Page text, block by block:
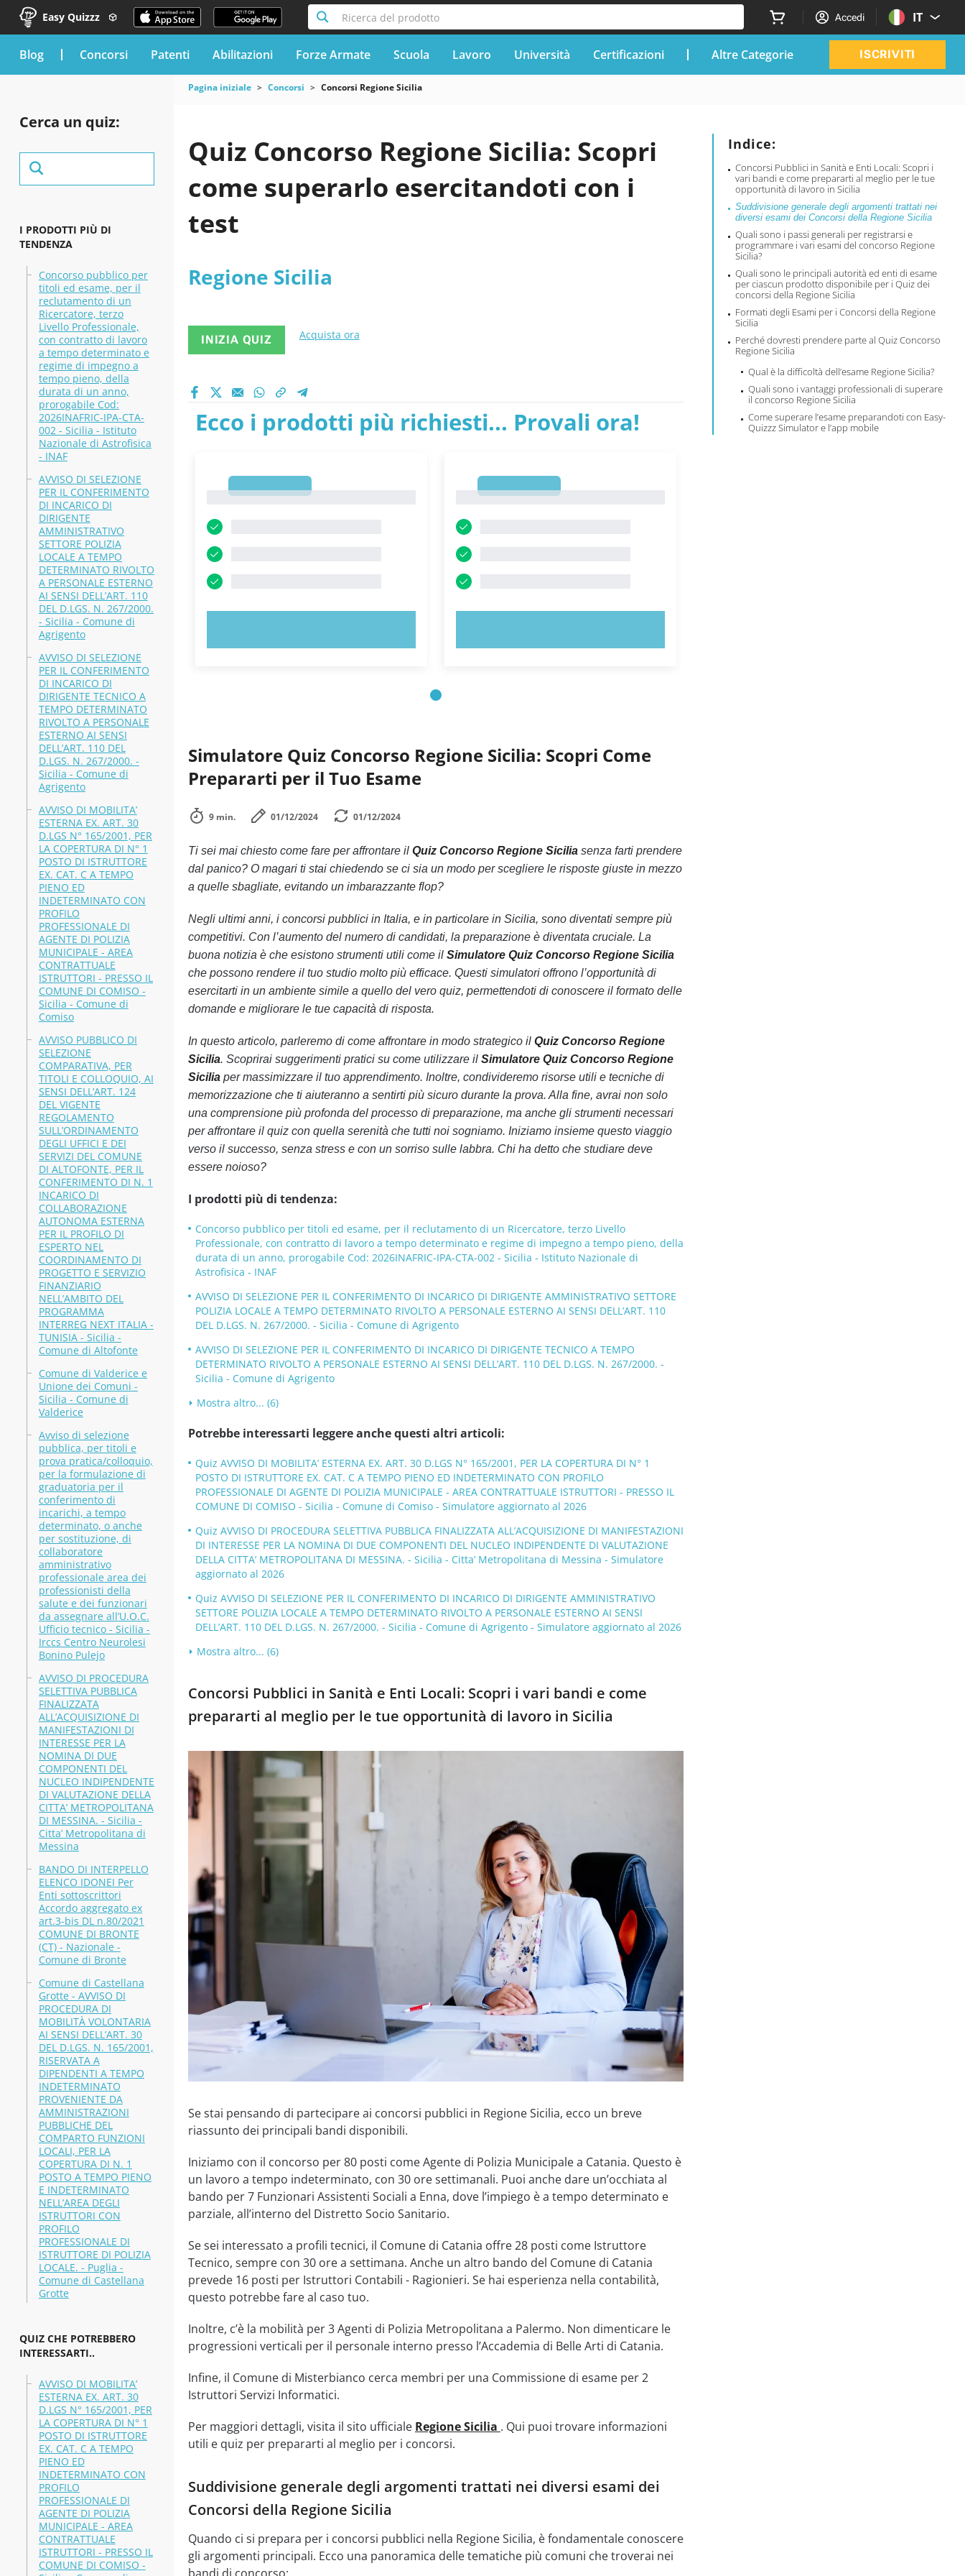
Easy Quizzz Ricerca del prodotto Accedi IT
blog Concorsi Patenti Abilitazioni Forze Armate Scuola Lavoro Università Certificazioni Altre Categorie ISCRIVITI
Cerca un quiz:
I PRODOTTI PIÙ DI
TENDENZA
Concorso pubblico per
titoli ed esame, per il
reclutamento di un
Ricercatore, terzo
Livello Professionale,
con contratto di lavoro
a tempo determinato e
regime di impegno a
tempo pieno, della
durata di un anno,
prorogabile Cod:
2026INAFRIC-IPA-CTA-
002 - Sicilia - Istituto
Nazionale di Astrofisica
- INAF
AVVISO DI SELEZIONE
PER IL CONFERIMENTO
DI INCARICO DI
DIRIGENTE
AMMINISTRATIVO
SETTORE POLIZIA
LOCALE A TEMPO
DETERMINATO RIVOLTO
A PERSONALE ESTERNO
AI SENSI DELL’ART. 110
DEL D.LGS. N. 267/2000.
- Sicilia - Comune di
Agrigento
AVVISO DI SELEZIONE
PER IL CONFERIMENTO
DI INCARICO DI
DIRIGENTE TECNICO A
TEMPO DETERMINATO
RIVOLTO A PERSONALE
ESTERNO AI SENSI
DELL’ART. 110 DEL
D.LGS. N. 267/2000. -
Sicilia - Comune di
Agrigento
AVVISO DI MOBILITA’
ESTERNA EX. ART. 30
D.LGS N° 165/2001, PER
LA COPERTURA DI N° 1
POSTO DI ISTRUTTORE
EX. CAT. C A TEMPO
PIENO ED
INDETERMINATO CON
PROFILO
PROFESSIONALE DI
AGENTE DI POLIZIA
MUNICIPALE - AREA
CONTRATTUALE
ISTRUTTORI - PRESSO IL
COMUNE DI COMISO -
Sicilia - Comune di
Comiso
AVVISO PUBBLICO DI
SELEZIONE
COMPARATIVA, PER
TITOLI E COLLOQUIO, AI
SENSI DELL’ART. 124
DEL VIGENTE
REGOLAMENTO
SULL’ORDINAMENTO
DEGLI UFFICI E DEI
SERVIZI DEL COMUNE
DI ALTOFONTE, PER IL
CONFERIMENTO DI N. 1
INCARICO DI
COLLABORAZIONE
AUTONOMA ESTERNA
PER IL PROFILO DI
ESPERTO NEL
COORDINAMENTO DI
PROGETTO E SERVIZIO
FINANZIARIO
NELL’AMBITO DEL
PROGRAMMA
INTERREG NEXT ITALIA -
TUNISIA - Sicilia -
Comune di Altofonte
Comune di Valderice e
Unione dei Comuni -
Sicilia - Comune di
Valderice
Avviso di selezione
pubblica, per titoli e
prova pratica/colloquio,
per la formulazione di
graduatoria per il
conferimento di
incarichi, a tempo
determinato, o anche
per sostituzione, di
collaboratore
amministrativo
professionale area dei
professionisti della
salute e dei funzionari
da assegnare all’U.O.C.
Ufficio tecnico - Sicilia -
Irccs Centro Neurolesi
Bonino Pulejo
AVVISO DI PROCEDURA
SELETTIVA PUBBLICA
FINALIZZATA
ALL’ACQUISIZIONE DI
MANIFESTAZIONI DI
INTERESSE PER LA
NOMINA DI DUE
COMPONENTI DEL
NUCLEO INDIPENDENTE
DI VALUTAZIONE DELLA
CITTA’ METROPOLITANA
DI MESSINA. - Sicilia -
Citta’ Metropolitana di
Messina
BANDO DI INTERPELLO
ELENCO IDONEI Per
Enti sottoscrittori
Accordo aggregato ex
art.3-bis DL n.80/2021
COMUNE DI BRONTE
(CT) - Nazionale -
Comune di Bronte
Comune di Castellana
Grotte - AVVISO DI
PROCEDURA DI
MOBILITÀ VOLONTARIA
AI SENSI DELL’ART. 30
DEL D.LGS. N. 165/2001,
RISERVATA A
DIPENDENTI A TEMPO
INDETERMINATO
PROVENIENTE DA
AMMINISTRAZIONI
PUBBLICHE DEL
COMPARTO FUNZIONI
LOCALI, PER LA
COPERTURA DI N. 1
POSTO A TEMPO PIENO
E INDETERMINATO
NELL’AREA DEGLI
ISTRUTTORI CON
PROFILO
PROFESSIONALE DI
ISTRUTTORE DI POLIZIA
LOCALE. - Puglia -
Comune di Castellana
Grotte
QUIZ CHE POTREBBERO
INTERESSARTI..
AVVISO DI MOBILITA’
ESTERNA EX. ART. 30
D.LGS N° 165/2001, PER
LA COPERTURA DI N° 1
POSTO DI ISTRUTTORE
EX. CAT. C A TEMPO
PIENO ED
INDETERMINATO CON
PROFILO
PROFESSIONALE DI
AGENTE DI POLIZIA
MUNICIPALE - AREA
CONTRATTUALE
ISTRUTTORI - PRESSO IL
COMUNE DI COMISO -
Pagina iniziale Concorsi Concorsi Regione Sicilia
Indice:
Concorsi Pubblici in Sanità e Enti Locali: Scopri i
vari bandi e come prepararti al meglio per le tue
opportunità di lavoro in Sicilia
Suddivisione generale degli argomenti trattati nei
diversi esami dei Concorsi della Regione Sicilia
Quali sono i passi generali per registrarsi e
programmare i vari esami del concorso Regione
Sicilia?
Quali sono le principali autorità ed enti di esame
per ciascun prodotto disponibile per i Quiz dei
concorsi della Regione Sicilia
Formati degli Esami per i Concorsi della Regione
Sicilia
Perché dovresti prendere parte al Quiz Concorso
Regione Sicilia
Qual è la difficoltà dell’esame Regione Sicilia?
Quali sono i vantaggi professionali di superare
il concorso Regione Sicilia
Come superare l’esame preparandoti con Easy-
Quizzz Simulator e l’app mobile
Quiz Concorso Regione Sicilia: Scopri
come superarlo esercitandoti con i
test
Regione Sicilia
INIZIA QUIZ Acquista ora
Ecco i prodotti più richiesti... Provali ora!
Simulatore Quiz Concorso Regione Sicilia: Scopri Come
Prepararti per il Tuo Esame
9 min. 01/12/2024 01/12/2024
Ti sei mai chiesto come fare per affrontare il Quiz Concorso Regione Siciliasenza farti prendere
dal panico? O magari ti stai chiedendo se ci sia un modo per scegliere le risposte giuste in mezzo
a quelle sbagliate, evitando un imbarazzante flop?
Negli ultimi anni, i concorsi pubblici in Italia, e in particolare in Sicilia, sono diventati sempre più
competitivi. Con l’aumento del numero di candidati, la preparazione è diventata cruciale. La
buona notizia è che esistono strumenti utili come il Simulatore Quiz Concorso Regione Sicilia
che possono rendere il tuo studio molto più efficace. Questi simulatori offrono l’opportunità di
esercitarti in un ambiente simile a quello del vero quiz, permettendoti di conoscere il formato delle
domande e migliorare le tue capacità di risposta.
In questo articolo, parleremo di come affrontare in modo strategico il Quiz Concorso Regione
Sicilia. Scoprirai suggerimenti pratici su come utilizzare il Simulatore Quiz Concorso Regione
Siciliaper massimizzare il tuo apprendimento. Inoltre, condivideremo risorse utili e tecniche di
memorizzazione che ti aiuteranno a sentirti più sicuro durante la prova. Alla fine, avrai non solo
una comprensione più profonda del processo di preparazione, ma anche gli strumenti necessari
per affrontare il quiz con quella serenità che tutti noi sogniamo. Iniziamo insieme questo viaggio
verso il successo, senza stress e con un sorriso sulle labbra. Chi ha detto che studiare deve
essere noioso?
I prodotti più di tendenza:
Concorso pubblico per titoli ed esame, per il reclutamento di un Ricercatore, terzo Livello
Professionale, con contratto di lavoro a tempo determinato e regime di impegno a tempo pieno, della
durata di un anno, prorogabile Cod: 2026INAFRIC-IPA-CTA-002 - Sicilia - Istituto Nazionale di
Astrofisica - INAF
AVVISO DI SELEZIONE PER IL CONFERIMENTO DI INCARICO DI DIRIGENTE AMMINISTRATIVO SETTORE
POLIZIA LOCALE A TEMPO DETERMINATO RIVOLTO A PERSONALE ESTERNO AI SENSI DELL’ART. 110
DEL D.LGS. N. 267/2000. - Sicilia - Comune di Agrigento
AVVISO DI SELEZIONE PER IL CONFERIMENTO DI INCARICO DI DIRIGENTE TECNICO A TEMPO
DETERMINATO RIVOLTO A PERSONALE ESTERNO AI SENSI DELL’ART. 110 DEL D.LGS. N. 267/2000. -
Sicilia - Comune di Agrigento
Mostra altro... (6)
Potrebbe interessarti leggere anche questi altri articoli:
Quiz AVVISO DI MOBILITA’ ESTERNA EX. ART. 30 D.LGS N° 165/2001, PER LA COPERTURA DI N° 1
POSTO DI ISTRUTTORE EX. CAT. C A TEMPO PIENO ED INDETERMINATO CON PROFILO
PROFESSIONALE DI AGENTE DI POLIZIA MUNICIPALE - AREA CONTRATTUALE ISTRUTTORI - PRESSO IL
COMUNE DI COMISO - Sicilia - Comune di Comiso - Simulatore aggiornato al 2026
Quiz AVVISO DI PROCEDURA SELETTIVA PUBBLICA FINALIZZATA ALL’ACQUISIZIONE DI MANIFESTAZIONI
DI INTERESSE PER LA NOMINA DI DUE COMPONENTI DEL NUCLEO INDIPENDENTE DI VALUTAZIONE
DELLA CITTA’ METROPOLITANA DI MESSINA. - Sicilia - Citta’ Metropolitana di Messina - Simulatore
aggiornato al 2026
Quiz AVVISO DI SELEZIONE PER IL CONFERIMENTO DI INCARICO DI DIRIGENTE AMMINISTRATIVO
SETTORE POLIZIA LOCALE A TEMPO DETERMINATO RIVOLTO A PERSONALE ESTERNO AI SENSI
DELL’ART. 110 DEL D.LGS. N. 267/2000. - Sicilia - Comune di Agrigento - Simulatore aggiornato al 2026
Mostra altro... (6)
Concorsi Pubblici in Sanità e Enti Locali: Scopri i vari bandi e come
prepararti al meglio per le tue opportunità di lavoro in Sicilia
Se stai pensando di partecipare ai concorsi pubblici in Regione Sicilia, ecco un breve
riassunto dei principali bandi disponibili.
Iniziamo con il concorso per 80 posti come Agente di Polizia Municipale a Catania. Questo è
un lavoro a tempo indeterminato, con 30 ore settimanali. Puoi anche dare un’occhiata al
bando per 7 Funzionari Assistenti Sociali a Enna, dove l’impiego è a tempo determinato e
parziale, all’interno del Distretto Socio Sanitario.
Se sei interessato a profili tecnici, il Comune di Catania offre 28 posti come Istruttore
Tecnico, sempre con 30 ore a settimana. Anche un altro bando del Comune di Catania
prevede 16 posti per Istruttori Contabili - Ragionieri. Se hai esperienza nella contabilità,
questo potrebbe fare al caso tuo.
Inoltre, c’è la mobilità per 3 Agenti di Polizia Metropolitana a Palermo. Non dimenticare le
progressioni verticali per il personale interno presso l’Accademia di Belle Arti di Catania.
Infine, il Comune di Misterbianco cerca membri per una Commissione di esame per 2
Istruttori Servizi Informatici.
Per maggiori dettagli, visita il sito ufficiale Regione Sicilia . Qui puoi trovare informazioni
utili e quiz per prepararti al meglio per i concorsi.
Suddivisione generale degli argomenti trattati nei diversi esami dei
Concorsi della Regione Sicilia
Quando ci si prepara per i concorsi pubblici nella Regione Sicilia, è fondamentale conoscere
gli argomenti principali. Ecco una panoramica delle tematiche più comuni che troverai nei